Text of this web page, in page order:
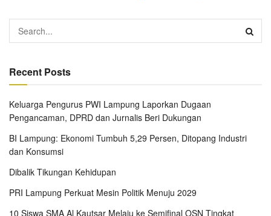
Recent Posts
Keluarga Pengurus PWI Lampung Laporkan Dugaan
Pengancaman, DPRD dan Jurnalis Beri Dukungan
BI Lampung: Ekonomi Tumbuh 5,29 Persen, Ditopang Industri
dan Konsumsi
Dibalik Tikungan Kehidupan
PRI Lampung Perkuat Mesin Politik Menuju 2029
10 Siswa SMA Al Kautsar Melaju ke Semifinal OSN Tingkat